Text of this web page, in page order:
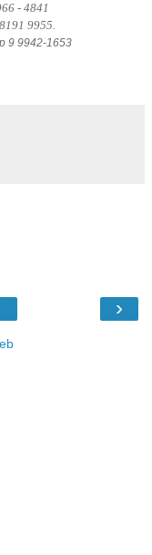
- 4841
9955.
9 9942-1653
›